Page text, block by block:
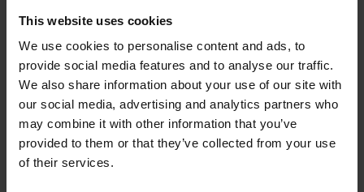
This website uses cookies
We use cookies to personalise content and ads, to
provide social media features and to analyse our traffic.
We also share information about your use of our site with
our social media, advertising and analytics partners who
may combine it with other information that you’ve
provided to them or that they’ve collected from your use
of their services.
Rezervni dijelovi koji se mogu brzo isporučiti
Montaža u kompletnim sustavima ili na
kolicima
POVEZANI PROIZVODI